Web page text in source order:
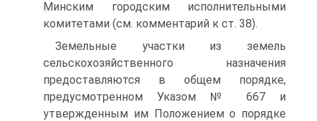
Минским городским исполнительными
комите­тами (см. комментарий к ст. 38).
Земельные участки из земель
сельскохозяйственного назна­чения
предоставляются в общем порядке,
предусмотренном Ука­зом № 667 и
утвержденным им Положением о порядке